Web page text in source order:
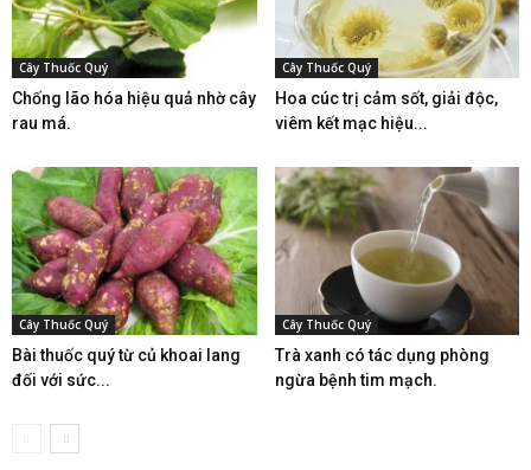
Cây Thuốc Quý
Chống lão hóa hiệu quả nhờ cây
rau má.
Cây Thuốc Quý
Hoa cúc trị cảm sốt, giải độc,
viêm kết mạc hiệu...
Cây Thuốc Quý
Bài thuốc quý từ củ khoai lang
đối với sức...
Cây Thuốc Quý
Trà xanh có tác dụng phòng
ngừa bệnh tim mạch.